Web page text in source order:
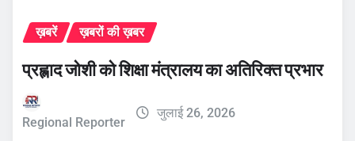
ख़बरें ख़बरों की ख़बर
प्रह्लाद जोशी को शिक्षा मंत्रालय का अतिरिक्त प्रभार
Regional Reporter
जुलाई 26, 2026